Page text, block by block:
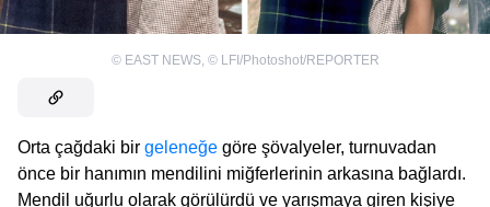
© EAST NEWS, © LFI/Photoshot/REPORTER
Orta çağdaki bir geleneğe göre şövalyeler, turnuvadan
önce bir hanımın mendilini miğferlerinin arkasına bağlardı.
Mendil uğurlu olarak görülürdü ve yarışmaya giren kişiye